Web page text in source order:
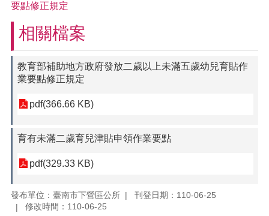
要點修正規定
相關檔案
教育部補助地方政府發放二歲以上未滿五歲幼兒育貼作
業要點修正規定
pdf(366.66 KB)
育有未滿二歲育兒津貼申領作業要點
pdf(329.33 KB)
發布單位：臺南市下營區公所
刊登日期：110-06-25
修改時間：110-06-25